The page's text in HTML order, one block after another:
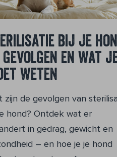
bij je
gevolgen en wat
weten
zijn de gevolgen van
hond? Ontdek wat er
in gedrag, gewicht en
– en hoe je je hond